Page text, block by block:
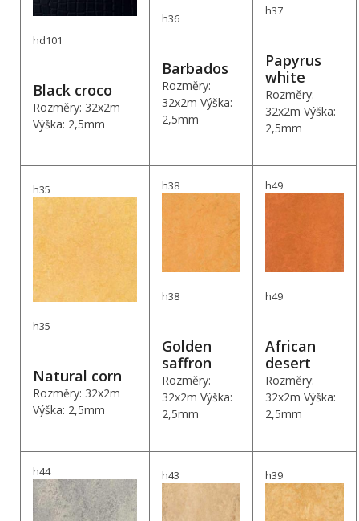
hd101
Black croco
Rozměry: 32x2m
Výška: 2,5mm
h36
Barbados
Rozměry:
32x2m Výška:
2,5mm
h37
Papyrus
white
Rozměry:
32x2m Výška:
2,5mm
h35
h35
Natural corn
Rozměry: 32x2m
Výška: 2,5mm
h38
h38
Golden
saffron
Rozměry:
32x2m Výška:
2,5mm
h49
h49
African
desert
Rozměry:
32x2m Výška:
2,5mm
h44 h43 h39